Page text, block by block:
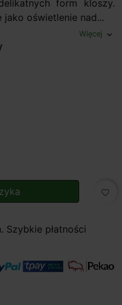
form kloszy.
oświetlenie nad...
Więcej expand_more
favorite_border
Szybkie płatności